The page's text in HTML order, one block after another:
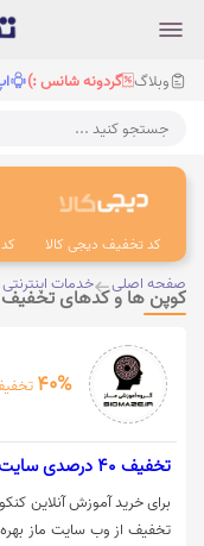
وبلاگ گردونه شانس :)
جستجو کنید ...
کد تخفیف دیجی کالا
صفحه اصلی خدمات اینترنتی
کوپن ها و کدهای تخفیف
40%
تخفیف 40 درصدی سایت ماز ویژه آزمون الکتریکی
تخفیف از وب سایت ماز